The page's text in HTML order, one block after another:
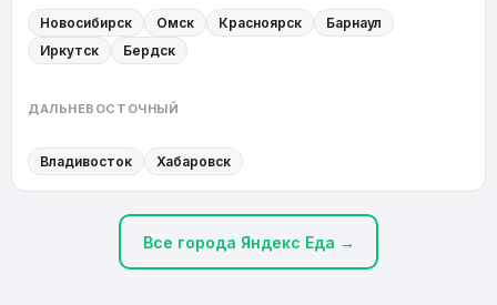
Новосибирск Омск Красноярск
Барнаул
Иркутск
Бердск
ДАЛЬНЕВОСТОЧНЫЙ
Владивосток Хабаровск
Все города Яндекс Еда →